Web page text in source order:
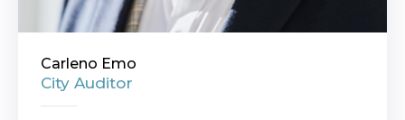
Carleno Emo
City Auditor